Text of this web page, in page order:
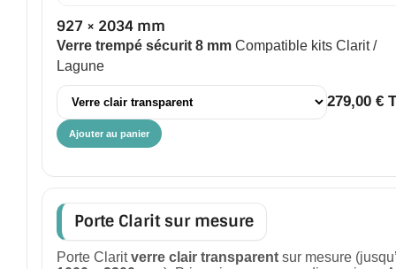
927 × 2034 mm
Verre trempé sécurit 8 mm Compatible kits Clarit /
Lagune
279,00 €
Ajouter au panier
Porte Clarit sur mesure
Porte Claritverre clair transparent sur mesure